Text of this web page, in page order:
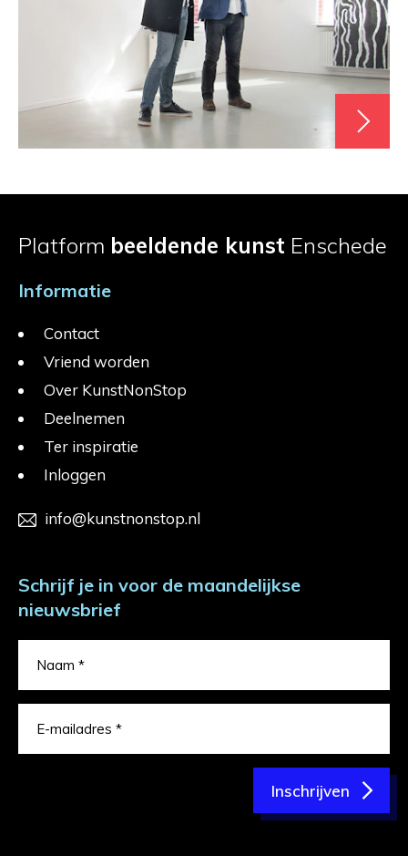
Platform beeldende kunst Enschede
Informatie
Contact
Vriend worden
Over KunstNonStop
Deelnemen
Ter inspiratie
Inloggen
info@kunstnonstop.nl
Schrijf je in voor de maandelijkse
nieuwsbrief
Inschrijven